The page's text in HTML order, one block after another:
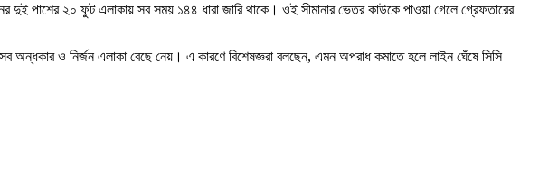
দুই পাশের ২০ ফুট এলাকায় সব সময় ১৪৪ ধারা জারি থাকে। ওই সীমানার ভেতর কাউকে পাওয়া গেলে গ্রেফতারের
ও নির্জন এলাকা বেছে নেয়। এ কারণে বিশেষজ্ঞরা বলছেন, এমন অপরাধ কমাতে হলে লাইন ঘেঁষে সিসি